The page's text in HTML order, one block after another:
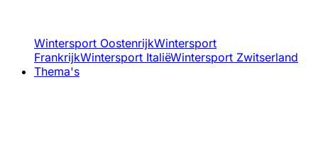
Wintersport OostenrijkWintersport
FrankrijkWintersport ItaliëWintersport Zwitserland
Thema's